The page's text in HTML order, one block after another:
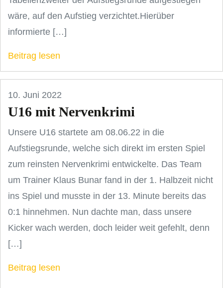
wäre, auf den Aufstieg verzichtet.Hierüber
informierte […]
Beitrag lesen
10. Juni 2022
U16 mit Nervenkrimi
Unsere U16 startete am 08.06.22 in die
Aufstiegsrunde, welche sich direkt im ersten Spiel
zum reinsten Nervenkrimi entwickelte. Das Team
um Trainer Klaus Bunar fand in der 1. Halbzeit nicht
ins Spiel und musste in der 13. Minute bereits das
0:1 hinnehmen. Nun dachte man, dass unsere
Kicker wach werden, doch leider weit gefehlt, denn
[…]
Beitrag lesen